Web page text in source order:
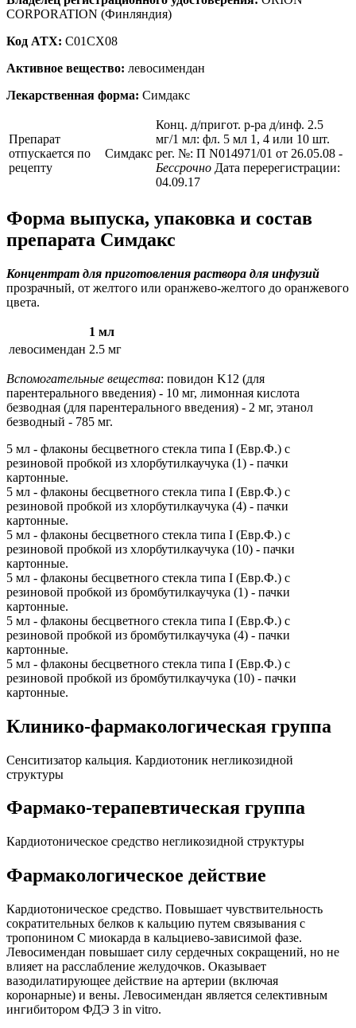
CORPORATION (Финляндия)
Код ATX: C01CX08
Активное вещество: левосимендан
Лекарственная форма: Симдакс
Препарат
отпускается по
рецепту
Симдакс
Конц. д/пригот. р-ра д/инф. 2.5
мг/1 мл: фл. 5 мл 1, 4 или 10 шт.
рег. №: П N014971/01 от 26.05.08 -
Бессрочно Дата перерегистрации:
04.09.17
Форма выпуска, упаковка и состав
препарата Симдакс
Концентрат для приготовления раствора для инфузий
прозрачный, от желтого или оранжево-желтого до оранжевого
цвета.
1 мл
левосимендан 2.5 мг
Вспомогательные вещества: повидон K12 (для
парентерального введения) - 10 мг, лимонная кислота
безводная (для парентерального введения) - 2 мг, этанол
безводный - 785 мг.
5 мл - флаконы бесцветного стекла типа I (Евр.Ф.) с
резиновой пробкой из хлорбутилкаучука (1) - пачки
картонные.
5 мл - флаконы бесцветного стекла типа I (Евр.Ф.) с
резиновой пробкой из хлорбутилкаучука (4) - пачки
картонные.
5 мл - флаконы бесцветного стекла типа I (Евр.Ф.) с
резиновой пробкой из хлорбутилкаучука (10) - пачки
картонные.
5 мл - флаконы бесцветного стекла типа I (Евр.Ф.) с
резиновой пробкой из бромбутилкаучука (1) - пачки
картонные.
5 мл - флаконы бесцветного стекла типа I (Евр.Ф.) с
резиновой пробкой из бромбутилкаучука (4) - пачки
картонные.
5 мл - флаконы бесцветного стекла типа I (Евр.Ф.) с
резиновой пробкой из бромбутилкаучука (10) - пачки
картонные.
Клинико-фармакологическая группа
Сенситизатор кальция. Кардиотоник негликозидной
структуры
Фармако-терапевтическая группа
Кардиотоническое средство негликозидной структуры
Фармакологическое действие
Кардиотоническое средство. Повышает чувствительность
сократительных белков к кальцию путем связывания с
тропонином С миокарда в кальциево-зависимой фазе.
Левосимендан повышает силу сердечных сокращений, но не
влияет на расслабление желудочков. Оказывает
вазодилатирующее действие на артерии (включая
коронарные) и вены. Левосимендан является селективным
ингибитором ФДЭ 3 in vitro.